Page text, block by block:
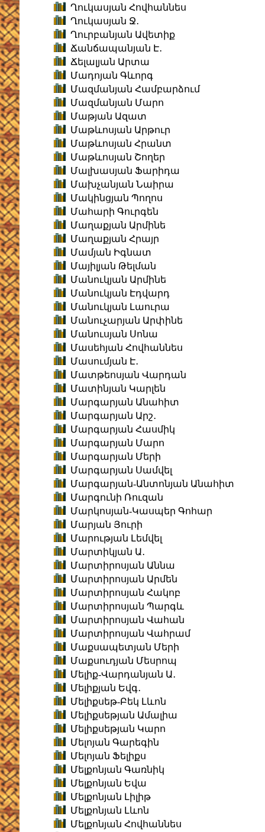
Ղուկասյան Հովհաննես
Ղուկասյան Ջ․
Ղուրբանյան Ավետիք
Ճանճապանյան Է․
Ճելալյան Արտա
Մադոյան Գևորգ
Մազմանյան Համբարձում
Մազմանյան Մարո
Մաթյան Ազատ
Մաթևոսյան Արթուր
Մաթևոսյան Հրանտ
Մաթևոսյան Շողեր
Մալխասյան Ֆարիդա
Մախչանյան Նաիրա
Մակինցյան Պողոս
Մահարի Գուրգեն
Մաղաքյան Արմինե
Մաղաքյան Հրայր
Մամյան Իգնատ
Մայիլյան Թելման
Մանուկյան Արմինե
Մանուկյան Էդվարդ
Մանուկյան Լաուրա
Մանուչարյան Արփինե
Մանուսյան Սոնա
Մասեհյան Հովհաննես
Մասումյան Է․
Մատթեոսյան Վարդան
Մատինյան Կարլեն
Մարգարյան Անահիտ
Մարգարյան Արշ․
Մարգարյան Հասմիկ
Մարգարյան Մարո
Մարգարյան Մերի
Մարգարյան Սամվել
Մարգարյան-Անտոնյան Անահիտ
Մարգունի Ռուզան
Մարկոսյան-Կասպեր Գոհար
Մարյան Յուրի
Մարության Լեմվել
Մարտիկյան Ա․
Մարտիրոսյան Աննա
Մարտիրոսյան Արմեն
Մարտիրոսյան Հակոբ
Մարտիրոսյան Պարգև
Մարտիրոսյան Վահան
Մարտիրոսյան Վահրամ
Մաքսապետյան Մերի
Մաքսուդյան Մեսրոպ
Մելիք-Վարդանյան Ա․
Մելիքյան Եվգ․
Մելիքսեթ-Բեկ Լևոն
Մելիքսեթյան Ամալիա
Մելիքսեթյան Կարո
Մելոյան Գարեգին
Մելոյան Ֆելիքս
Մելքոնյան Գառնիկ
Մելքոնյան Եվա
Մելքոնյան Լիլիթ
Մելքոնյան Լևոն
Մելքոնյան Հովհաննես